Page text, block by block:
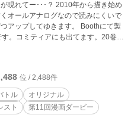
現れてー･･･？ 2010年から描き始め
オールアナログなので読みにくいで
アップしてゆきます。 Boothにて製
。コミティアにも出てます。20巻で
位 / 2,488件
トル
オリジナル
スト 第11回漫画ダービー